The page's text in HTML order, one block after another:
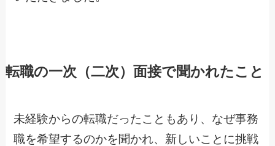
転職の一次（二次）面接で聞かれたこと
未経験からの転職だったこともあり、なぜ事務
職を希望するのかを聞かれ、新しいことに挑戦